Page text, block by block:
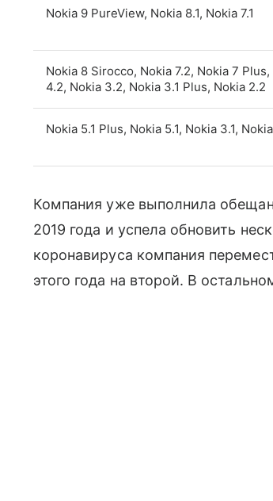
Nokia 9 PureView, Nokia 8.1, Nokia 7.1
Nokia 8 Sirocco, Nokia 7.2, Nokia 7
4.2, Nokia 3.2, Nokia 3.1 Plus, Nokia 2.2
Nokia 5.1 Plus, Nokia 5.1, Nokia 3.1,
Компания уже выполнила
2019 года и успела обновить
коронавируса компания
этого года на второй. В